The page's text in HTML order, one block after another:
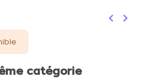
Précédent
keyboard_arrow_left keyboard_arrow_right
catégorie